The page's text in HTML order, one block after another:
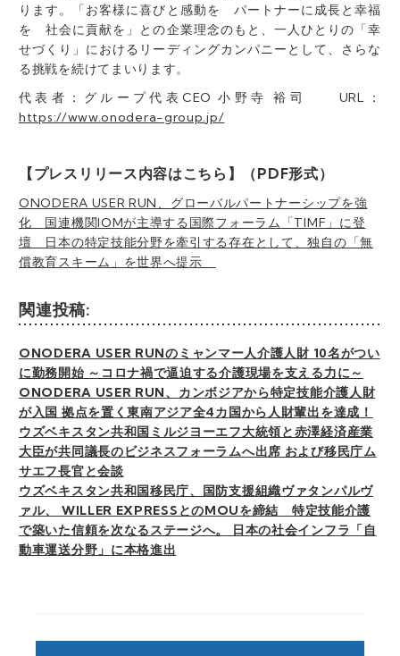
ります。「お客様に喜びと感動を パートナーに成長と幸福
を 社会に貢献を」との企業理念のもと、一人ひとりの「幸
せづくり」におけるリーディングカンパニーとして、さらな
る挑戦を続けてまいります。
代表者：グループ代表CEO 小野寺 裕司 URL：
https://www.onodera-group.jp/
【プレスリリース内容はこちら】（PDF形式）
ONODERA USER RUN、グローバルパートナーシップを強
化 国連機関IOMが主導する国際フォーラム「TIMF」に登
壇 日本の特定技能分野を牽引する存在として、独自の「無
償教育スキーム」を世界へ提示
関連投稿:
ONODERA USER RUNのミャンマー人介護人財 10名がつい
に勤務開始 ～コロナ禍で逼迫する介護現場を支える力に～
ONODERA USER RUN、カンボジアから特定技能介護人財
が入国 拠点を置く東南アジア全4カ国から人財輩出を達成！
ウズベキスタン共和国ミルジヨーエフ大統領と赤澤経済産業
大臣が共同議長のビジネスフォーラムへ出席 および移民庁ム
サエフ長官と会談
ウズベキスタン共和国移民庁、国防支援組織ヴァタンパルヴ
ァル、 WILLER EXPRESSとのMOUを締結 特定技能介護
で築いた信頼を次なるステージへ。 日本の社会インフラ「自
動車運送分野」に本格進出